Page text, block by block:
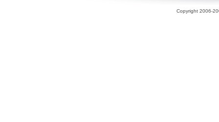
Copyright 2006-